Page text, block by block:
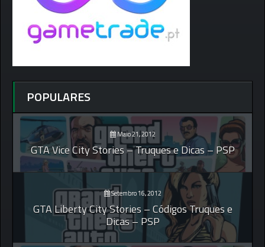
POPULARES
Maio 21, 2012
GTA Vice City Stories – Truques e Dicas – PSP
Setembro 16, 2012
GTA Liberty City Stories – Códigos Truques e
Dicas – PSP